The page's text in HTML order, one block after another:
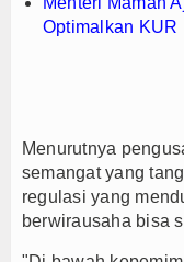
Optimalkan KUR
Menurutnya
semangat yang
regulasi yang
berwirausaha bisa